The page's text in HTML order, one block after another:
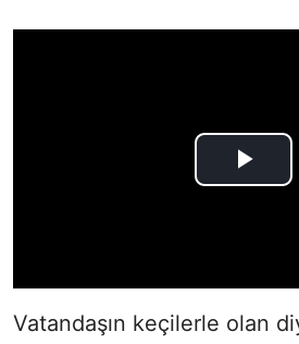
Vatandaşın keçilerle olan